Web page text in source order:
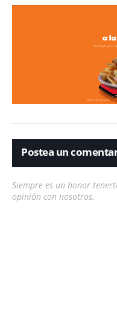
Postea un
Siempre es un honor
opinión con nosotros.